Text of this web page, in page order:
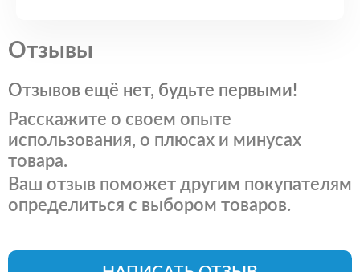
Отзывы
Отзывов ещё нет, будьте первыми!
Расскажите о своем опыте
использования, о плюсах и минусах
товара.
Ваш отзыв поможет другим покупателям
определиться с выбором товаров.